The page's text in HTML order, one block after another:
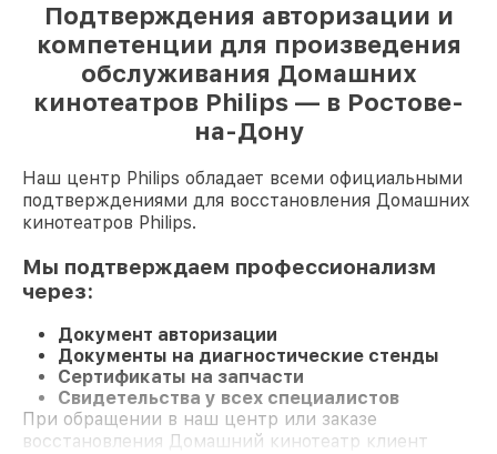
Подтверждения авторизации и
компетенции для произведения
обслуживания Домашних
кинотеатров Philips — в Ростове-
на-Дону
Наш центр Philips обладает всеми официальными
подтверждениями для восстановления Домашних
кинотеатров Philips.
Мы подтверждаем профессионализм
через:
Документ авторизации
Документы на диагностические стенды
Сертификаты на запчасти
Свидетельства у всех специалистов
При обращении в наш центр или заказе
восстановления Домашний кинотеатр клиент